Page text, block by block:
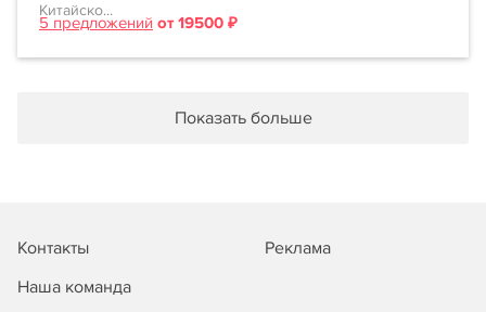
Китайско...
5 предложений от 19500 ₽
Показать больше
Контакты
Реклама
Наша команда